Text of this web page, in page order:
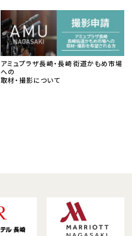
アミュプラザ長崎・長崎街道かもめ市場
への
取材・撮影について